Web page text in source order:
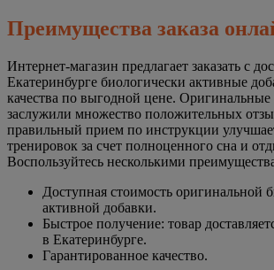
Преимущества заказа
Интернет-магазин предлагает заказать с
Екатеринбурге биологически активные
качества по выгодной цене. Оригинальные
заслужили множество положительных
правильный прием по инструкции
тренировок за счет полноценного сна и
Воспользуйтесь несколькими
Доступная стоимость оригинальной
активной добавки.
Быстрое получение: товар
в Екатеринбурге.
Гарантированное качество.